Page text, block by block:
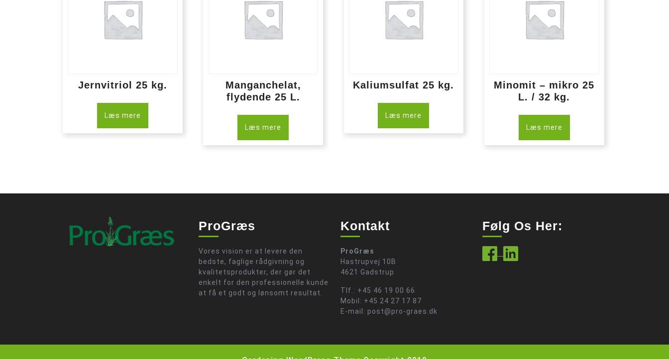
Jernvitriol 25 kg.
Læs mere
Manganchelat,
flydende 25 L.
Læs mere
Kaliumsulfat 25 kg.
Læs mere
Minomit – mikro 25
L. / 32 kg.
Læs mere
ProGræs
Vores vision er at levere den
bedste, faglige rådgivning og
kvalitetsprodukter, der gør det
enkelt for den professionelle kunde
at få et godt og lønsomt resultat.
Kontakt
ProGræs
Hastrupvej 10B
4621 Gadstrup
Tlf.: +45 46 19 00 66
Mobil: +45 24 27 17 87
E-mail: post@pro-graes.dk
Følg Os Her: